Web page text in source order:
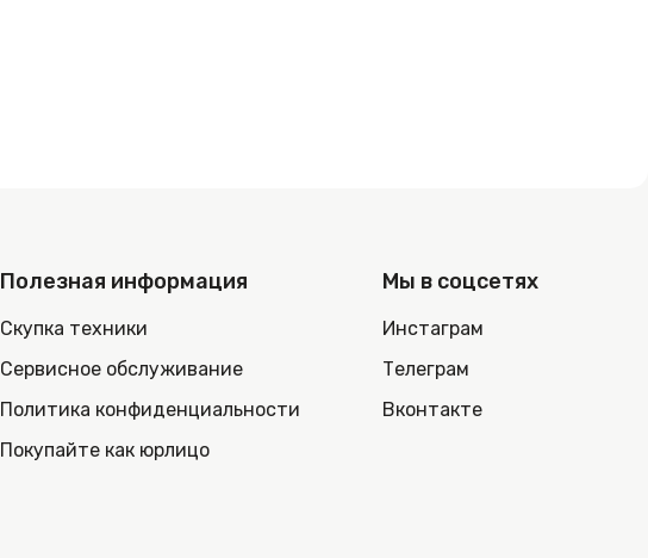
Полезная информация
Скупка техники
Сервисное обслуживание
Политика конфиденциальности
Покупайте как юрлицо
Мы в соцсетях
Инстаграм
Телеграм
Вконтакте